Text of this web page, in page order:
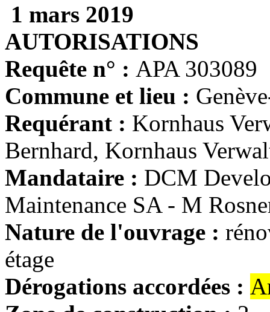
1 mars 2019
AUTORISATIONS
Requête n° : APA 303089
Commune et lieu :
Requérant : Kornhaus
Bernhard, Kornhaus
Mandataire : DCM
Maintenance SA - M
Nature de l'ouvrage :
étage
Dérogations accordées :